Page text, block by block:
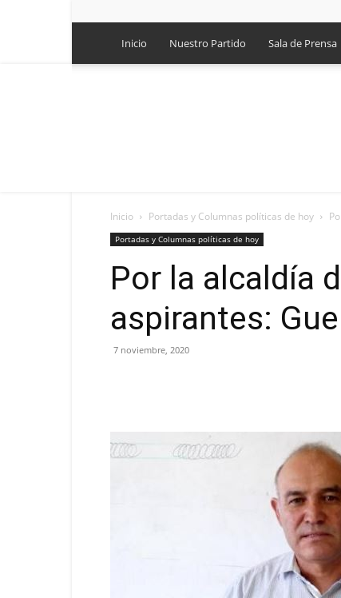
Inicio Nuestro Partido Sala de Prensa
Inicio Portadas y Columnas políticas de hoy
Portadas y Columnas políticas de hoy
Por la alcaldía
aspirantes:
7 noviembre, 2020